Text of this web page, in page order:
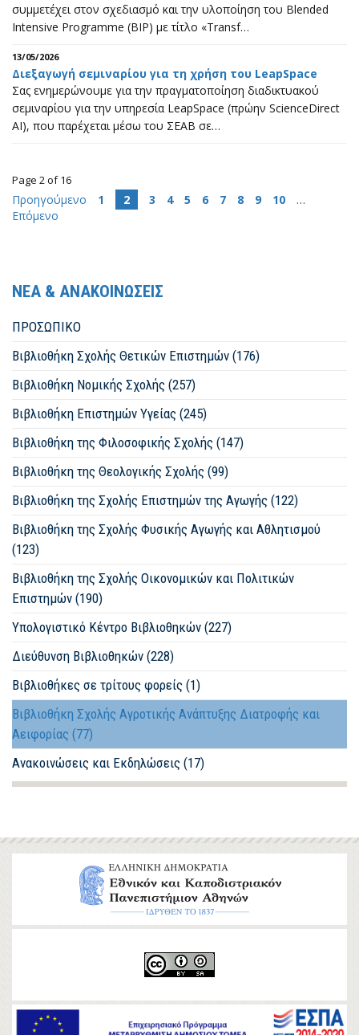
συμμετέχει στον σχεδιασμό και την υλοποίηση του Blended
Intensive Programme (BIP) με τίτλο «Transf…
13/05/2026
Διεξαγωγή σεμιναρίου για τη χρήση του LeapSpace
Σας ενημερώνουμε για την πραγματοποίηση διαδικτυακού
σεμιναρίου για την υπηρεσία LeapSpace (πρώην ScienceDirect
AI), που παρέχεται μέσω του ΣΕΑΒ σε…
Page 2 of 16
Προηγούμενο 1 2 3 4 5 6 7 8 9 10
…
Επόμενο
ΝΕΑ & ΑΝΑΚΟΙΝΩΣΕΙΣ
ΠΡΟΣΩΠΙΚΟ
Βιβλιοθήκη Σχολής Θετικών Επιστημών (176)
Βιβλιοθήκη Νομικής Σχολής (257)
Βιβλιοθήκη Επιστημών Υγείας (245)
Βιβλιοθήκη της Φιλοσοφικής Σχολής (147)
Βιβλιοθήκη της Θεολογικής Σχολής (99)
Βιβλιοθήκη της Σχολής Επιστημών της Αγωγής (122)
Βιβλιοθήκη της Σχολής Φυσικής Αγωγής και Αθλητισμού
(123)
Βιβλιοθήκη της Σχολής Οικονομικών και Πολιτικών
Επιστημών (190)
Υπολογιστικό Κέντρο Βιβλιοθηκών (227)
Διεύθυνση Βιβλιοθηκών (228)
Βιβλιοθήκες σε τρίτους φορείς (1)
Βιβλιοθήκη Σχολής Αγροτικής Ανάπτυξης Διατροφής και
Αειφορίας (77)
Ανακοινώσεις και Εκδηλώσεις (17)